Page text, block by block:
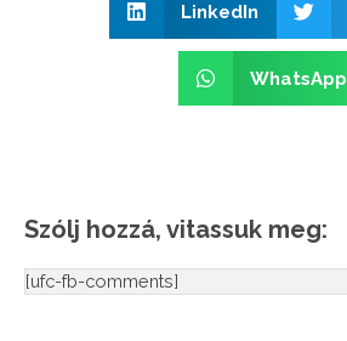
LinkedIn
WhatsApp
Szólj hozzá, vitassuk meg:
[ufc-fb-comments]